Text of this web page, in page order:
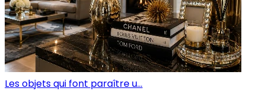
Les objets qui font paraître u...